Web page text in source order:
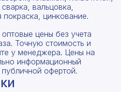
вальцовка,
цинкование.
цены без учета
Точную стоимость и
у менеджера. Цены на
информационный
офертой.